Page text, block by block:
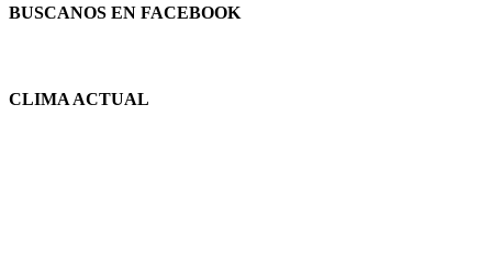
BUSCANOS EN FACEBOOK
CLIMA ACTUAL